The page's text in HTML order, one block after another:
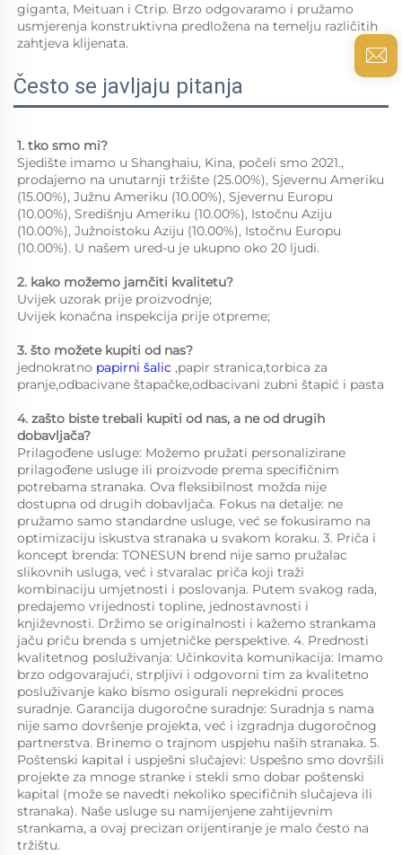
giganta, Meituan i Ctrip. Brzo odgovaramo i pružamo
usmjerenja konstruktivna predložena na temelju različitih
zahtjeva klijenata.
Često se javljaju pitanja
1. tko smo mi?
Sjedište imamo u Shanghaiu, Kina, počeli smo 2021.,
prodajemo na unutarnji tržište (25.00%), Sjevernu Ameriku
(15.00%), Južnu Ameriku (10.00%), Sjevernu Europu
(10.00%), Središnju Ameriku (10.00%), Istočnu Aziju
(10.00%), Južnoistoku Aziju (10.00%), Istočnu Europu
(10.00%). U našem ured-u je ukupno oko 20 ljudi.
2. kako možemo jamčiti kvalitetu?
Uvijek uzorak prije proizvodnje;
Uvijek konačna inspekcija prije otpreme;
3. što možete kupiti od nas?
jednokratno papirni šalic ,papir stranica,torbica za
4. zašto biste trebali kupiti od nas, a ne od drugih
dobavljača?
Prilagođene usluge: Možemo pružati personalizirane
prilagođene usluge ili proizvode prema specifičnim
potrebama stranaka. Ova fleksibilnost možda nije
dostupna od drugih dobavljača. Fokus na detalje: ne
pružamo samo standardne usluge, već se fokusiramo na
optimizaciju iskustva stranaka u svakom koraku. 3. Priča i
koncept brenda: TONESUN brend nije samo pružalac
slikovnih usluga, već i stvaralac priča koji traži
kombinaciju umjetnosti i poslovanja. Putem svakog rada,
predajemo vrijednosti topline, jednostavnosti i
književnosti. Držimo se originalnosti i kažemo strankama
jaču priču brenda s umjetničke perspektive. 4. Prednosti
kvalitetnog posluživanja: Učinkovita komunikacija: Imamo
brzo odgovarajući, strpljivi i odgovorni tim za kvalitetno
posluživanje kako bismo osigurali neprekidni proces
suradnje. Garancija dugoročne suradnje: Suradnja s nama
nije samo dovršenje projekta, već i izgradnja dugoročnog
partnerstva. Brinemo o trajnom uspjehu naših stranaka. 5.
Poštenski kapital i uspješni slučajevi: Uspešno smo dovršili
projekte za mnoge stranke i stekli smo dobar poštenski
kapital (može se navedti nekoliko specifičnih slučajeva ili
stranaka). Naše usluge su namijenjene zahtijevnim
strankama, a ovaj precizan orijentiranje je malo često na
tržištu.